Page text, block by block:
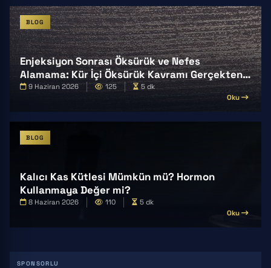
BLOG
Enjeksiyon Sonrası Öksürük ve Nefes
Alamama: Kür İçi Öksürük Kavramı Gerçekten
Var mı?
9 Haziran 2026 125
5 dk
Oku
BLOG
Kalıcı Kas Kütlesi Mümkün mü? Hormon
Kullanmaya Değer mi?
8 Haziran 2026 110
5 dk
Oku